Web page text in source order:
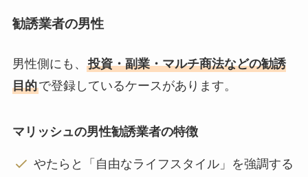
勧誘業者の男性
男性側にも、 投資・副業・マルチ商法などの勧誘
目的で登録しているケースがあります。
マリッシュの男性勧誘業者の特徴
やたらと「自由なライフスタイル」を強調する